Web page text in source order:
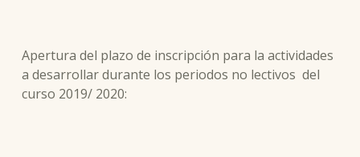
Apertura del plazo de inscripción para la actividades
a desarrollar durante los periodos no lectivos del
curso 2019/ 2020: